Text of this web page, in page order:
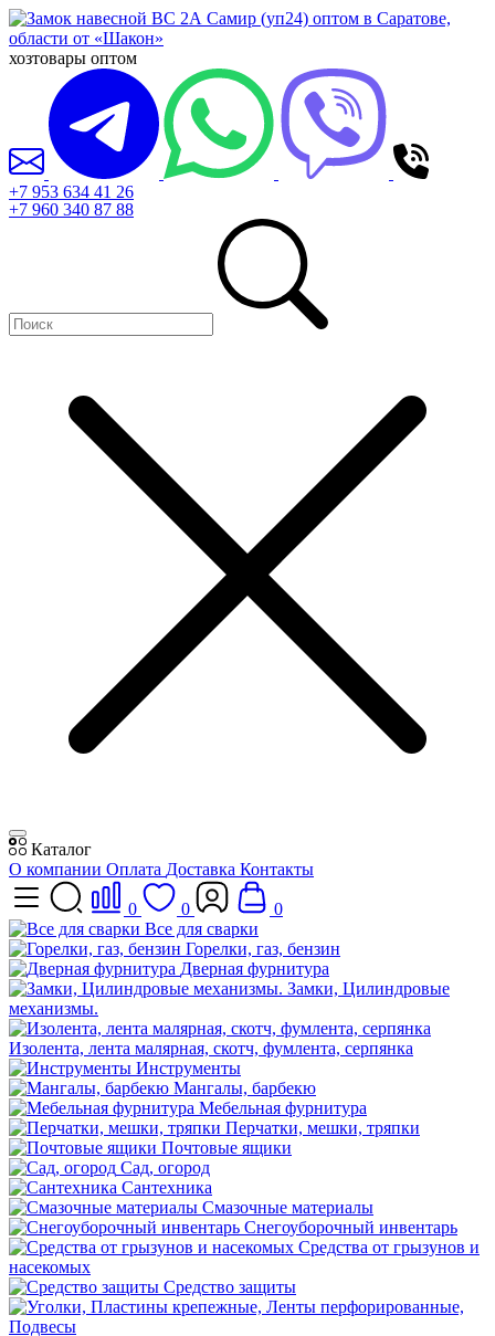
хозтовары оптом
+7 953 634 41 26
+7 960 340 87 88
Каталог
О компании Оплата Доставка Контакты
0 0
0
Все для сварки
Горелки, газ, бензин
Дверная фурнитура
Замки, Цилиндровые
механизмы.
Изолента, лента малярная, скотч, фумлента, серпянка
Инструменты
Мангалы, барбекю
Мебельная фурнитура
Перчатки, мешки, тряпки
Почтовые ящики
Сад, огород
Сантехника
Смазочные материалы
Снегоуборочный инвентарь
Средства от грызунов и
насекомых
Средство защиты